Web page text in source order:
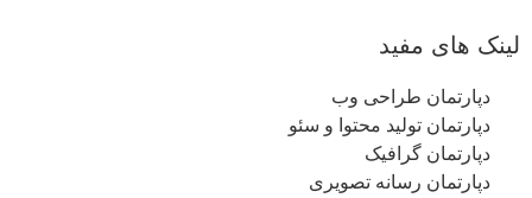
لینک های مفید
دپارتمان طراحی وب
دپارتمان تولید محتوا و سئو
دپارتمان گرافیک
دپارتمان رسانه تصویری